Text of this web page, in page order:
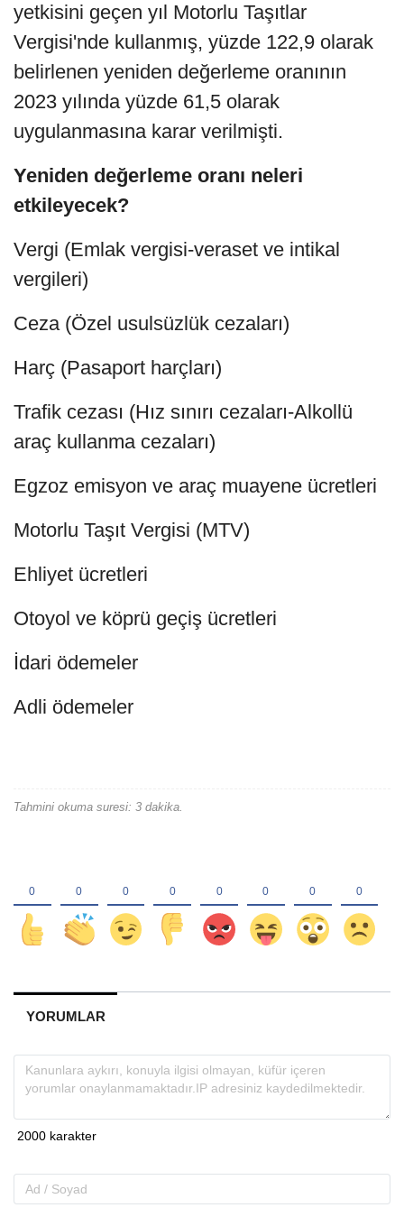
yetkisini geçen yıl Motorlu Taşıtlar
Vergisi'nde kullanmış, yüzde 122,9 olarak
belirlenen yeniden değerleme oranının
2023 yılında yüzde 61,5 olarak
uygulanmasına karar verilmişti.
Yeniden değerleme oranı neleri
etkileyecek?
Vergi (Emlak vergisi-veraset ve intikal
vergileri)
Ceza (Özel usulsüzlük cezaları)
Harç (Pasaport harçları)
Trafik cezası (Hız sınırı cezaları-Alkollü
araç kullanma cezaları)
Egzoz emisyon ve araç muayene ücretleri
Motorlu Taşıt Vergisi (MTV)
Ehliyet ücretleri
Otoyol ve köprü geçiş ücretleri
İdari ödemeler
Adli ödemeler
Tahmini okuma suresi: 3 dakika.
YORUMLAR